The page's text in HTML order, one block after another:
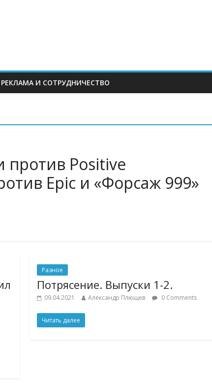
РЕКЛАМА И СОТРУДНИЧЕСТВО
против Positive
Epic и «Форсаж 999»
Разное
Потрясение. Выпуски 1-2.
09.04.2021 Александр Плющев 0 Comments
Читать далее